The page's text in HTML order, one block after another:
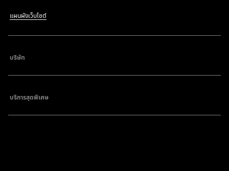
แผนผังเว็บไซต์
บริษัท
บริการสุดพิเศษ